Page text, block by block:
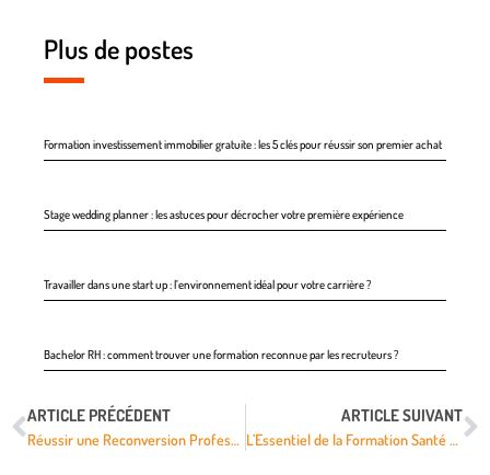
Plus de postes
Formation investissement immobilier gratuite : les 5 clés pour réussir son premier achat
Stage wedding planner : les astuces pour décrocher votre première expérience
Travailler dans une start up : l’environnement idéal pour votre carrière ?
Bachelor RH : comment trouver une formation reconnue par les recruteurs ?
ARTICLE PRÉCÉDENT
Réussir une Reconversion Professionnelle en Santé Grâce à la Formation
ARTICLE SUIVANT
L’Essentiel de la Formation Santé au Travail : Clés et Enjeux